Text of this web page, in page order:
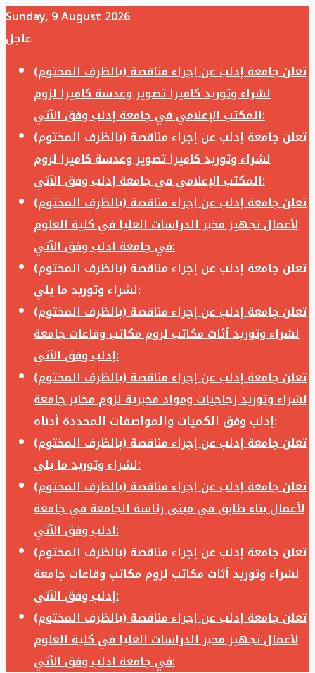
Sunday, 9 August 2026
عاجل
تعلن جامعة إدلب عن إجراء مناقصة (بالظرف المختوم)
لشراء وتوريد كاميرا تصوير وعدسة كاميرا لزوم
المكتب الإعلامي في جامعة إدلب وفق الآتي:
تعلن جامعة إدلب عن إجراء مناقصة (بالظرف المختوم)
لشراء وتوريد كاميرا تصوير وعدسة كاميرا لزوم
المكتب الإعلامي في جامعة إدلب وفق الآتي:
تعلن جامعة إدلب عن إجراء مناقصة (بالظرف المختوم)
لأعمال تجهيز مخبر الدراسات العليا في كلية العلوم
في جامعة ادلب وفق الآتي:
تعلن جامعة إدلب عن إجراء مناقصة (بالظرف المختوم)
لشراء وتوريد ما يلي:
تعلن جامعة إدلب عن إجراء مناقصة (بالظرف المختوم)
لشراء وتوريد أثاث مكاتب لزوم مكاتب وقاعات جامعة
إدلب وفق الآتي:
تعلن جامعة إدلب عن إجراء مناقصة (بالظرف المختوم)
لشراء وتوريد زجاجيات ومواد مخبرية لزوم مخابر جامعة
إدلب وفق الكميات والمواصفات المحددة أدناه:
تعلن جامعة إدلب عن إجراء مناقصة (بالظرف المختوم)
لشراء وتوريد ما يلي:
تعلن جامعة إدلب عن إجراء مناقصة (بالظرف المختوم)
لأعمال بناء طابق في مبنى رئاسة الجامعة في جامعة
ادلب وفق الآتي:
تعلن جامعة إدلب عن إجراء مناقصة (بالظرف المختوم)
لشراء وتوريد أثاث مكاتب لزوم مكاتب وقاعات جامعة
إدلب وفق الآتي:
تعلن جامعة إدلب عن إجراء مناقصة (بالظرف المختوم)
لأعمال تجهيز مخبر الدراسات العليا في كلية العلوم
في جامعة ادلب وفق الآتي: